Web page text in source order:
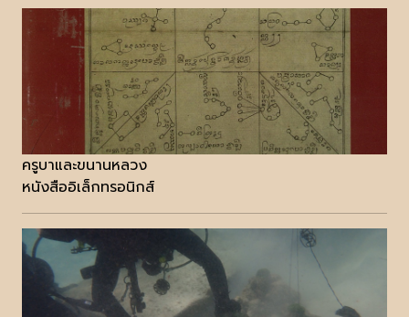
ครูบาและขนานหลวง
หนังสืออิเล็กทรอนิกส์